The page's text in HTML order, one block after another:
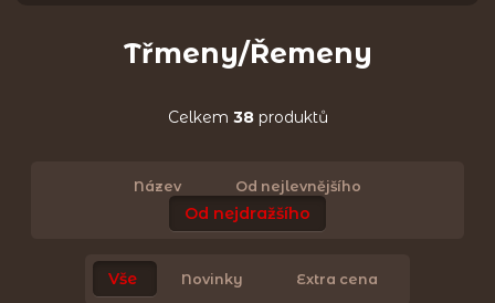
Třmeny/Řemeny
Celkem 38produktů
Název Od nejlevnějšího
Od nejdražšího
Vše Novinky Extra cena